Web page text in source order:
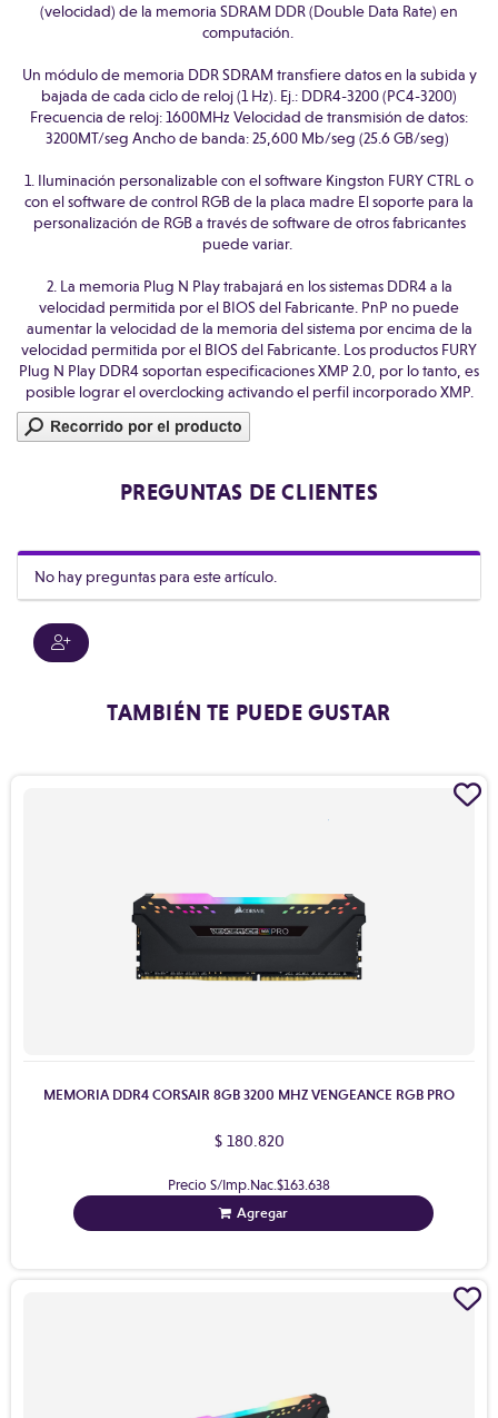
(velocidad) de la memoria SDRAM DDR (Double Data Rate) en
computación.
Un módulo de memoria DDR SDRAM transfiere datos en la subida y
bajada de cada ciclo de reloj (1 Hz). Ej.: DDR4-3200 (PC4-3200)
Frecuencia de reloj: 1600MHz Velocidad de transmisión de datos:
3200MT/seg Ancho de banda: 25,600 Mb/seg (25.6 GB/seg)
1. Iluminación personalizable con el software Kingston FURY CTRL o
con el software de control RGB de la placa madre El soporte para la
personalización de RGB a través de software de otros fabricantes
puede variar.
2. La memoria Plug N Play trabajará en los sistemas DDR4 a la
velocidad permitida por el BIOS del Fabricante. PnP no puede
aumentar la velocidad de la memoria del sistema por encima de la
velocidad permitida por el BIOS del Fabricante. Los productos FURY
Plug N Play DDR4 soportan especificaciones XMP 2.0, por lo tanto, es
posible lograr el overclocking activando el perfil incorporado XMP.
PREGUNTAS DE CLIENTES
No hay preguntas para este artículo.
TAMBIÉN TE PUEDE GUSTAR
MEMORIA DDR4 CORSAIR 8GB 3200 MHZ VENGEANCE RGB PRO
$ 180.820
Precio S/Imp.Nac.$163.638
Agregar